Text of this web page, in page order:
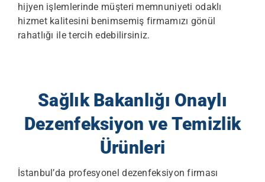
hijyen işlemlerinde müşteri memnuniyeti odaklı
hizmet kalitesini benimsemiş firmamızı gönül
rahatlığı ile tercih edebilirsiniz.
Sağlık Bakanlığı Onaylı
Dezenfeksiyon ve Temizlik
Ürünleri
İstanbul’da profesyonel dezenfeksiyon firması